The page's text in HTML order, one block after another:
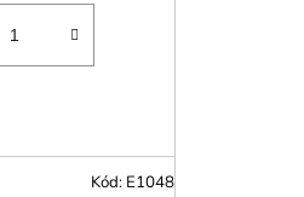
Kód: E1048